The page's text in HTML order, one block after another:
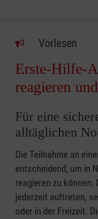
Vorlesen
Erste-Hilfe-
reagieren
Für eine
alltäglichen
Die Teilnahme an
entscheidend, um in
reagieren zu
jederzeit auftreten,
oder in der Freizeit.